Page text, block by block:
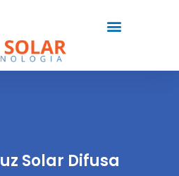
Solar Difusa